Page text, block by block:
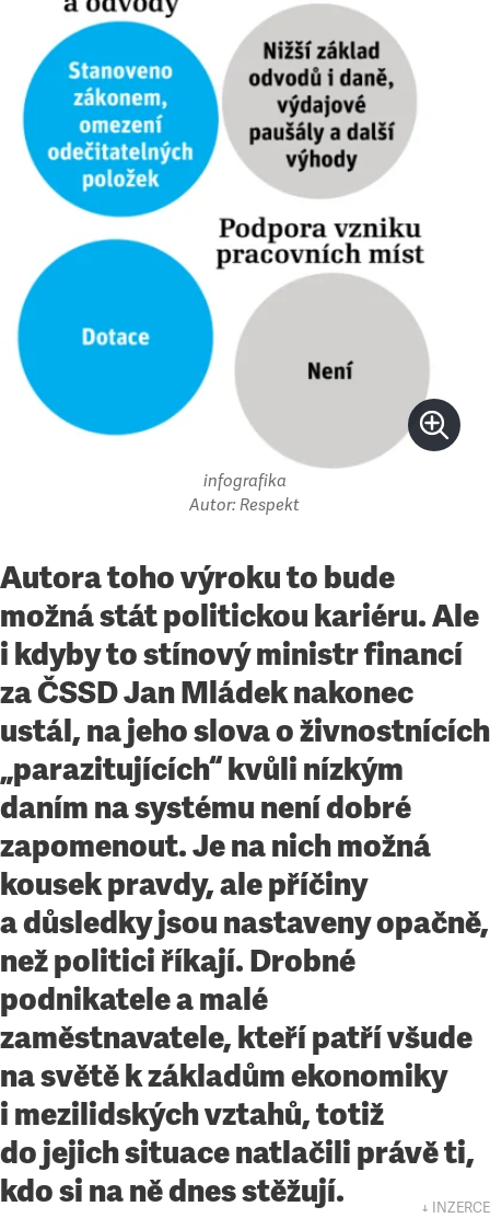
infografika
Autor: Respekt
Autora toho výroku to bude
možná stát politickou kariéru. Ale
i kdyby to stínový ministr financí
za ČSSD Jan Mládek nakonec
ustál, na jeho slova o živnostnících
„parazitujících“ kvůli nízkým
daním na systému není dobré
zapomenout. Je na nich možná
kousek pravdy, ale příčiny
a důsledky jsou nastaveny opačně,
než politici říkají. Drobné
podnikatele a malé
zaměstnavatele, kteří patří všude
na světě k základům ekonomiky
i mezilidských vztahů, totiž
do jejich situace natlačili právě ti,
kdo si na ně dnes stěžují.
↓ INZERCE